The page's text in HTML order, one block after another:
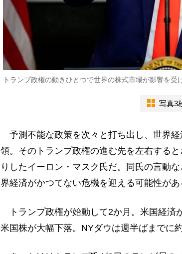
トランプ政権の動きひとつで世界の株式市場が影響を受
写真3
予測不能な政策を次々と打ち出し、世界
領。そのトランプ政権の進む先を左右する
りしたイーロン・マスク氏だ。同氏の言動
界経済がかつてない危機を迎える可能性があ
トランプ政権が始動して2か月。米国経済
米国株が大幅下落。NYダウは週半ばまでに